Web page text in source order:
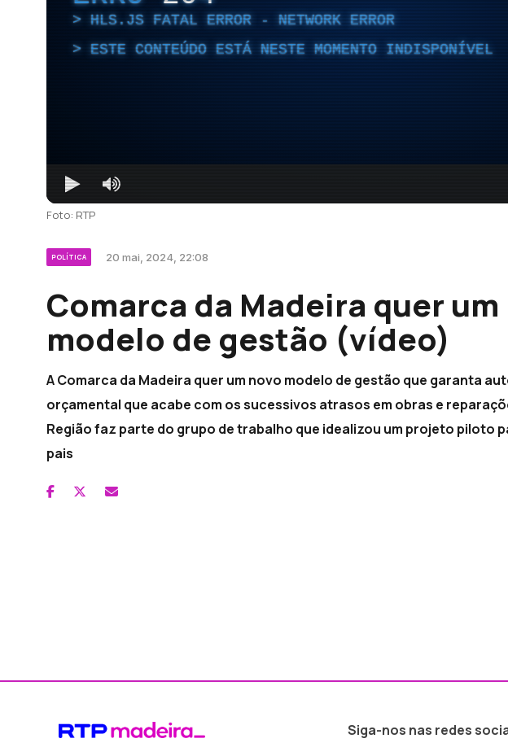
HLS.JS FATAL ERROR - NETWORK ERROR
ESTE CONTEÚDO ESTÁ NESTE MOMENTO INDISPONÍVEL
Foto: RTP
POLÍTICA 20 mai, 2024, 22:08
Comarca da Madeira quer um
modelo de gestão (vídeo)
A Comarca da Madeira quer um novo modelo de gestão que garanta
orçamental que acabe com os sucessivos atrasos em obras e
Região faz parte do grupo de trabalho que idealizou um projeto piloto
pais
Siga-nos nas redes